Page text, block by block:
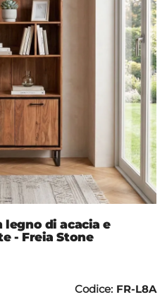
legno di acacia e
- Freia Stone
Codice: FR-L8A